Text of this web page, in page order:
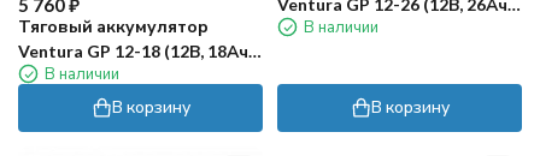
5 760₽
Тяговый аккумулятор
Ventura GP 12-18 (12В, 18Ач,
AGM)В наличии
В корзину
Ventura GP 12-26 (12В, 26Ач,
AGM)В наличии
В корзину